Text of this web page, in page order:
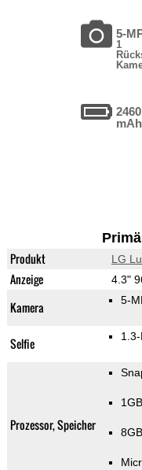
5-
1
2460
mAh
Produkt LG
Anzeige 4.3"
Kamera 5-
Selfie
Prozessor, Speicher